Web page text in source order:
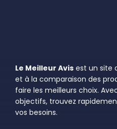
Le Meilleur Avis est un site
et à la comparaison des
faire les meilleurs choix.
objectifs, trouvez
vos besoins.